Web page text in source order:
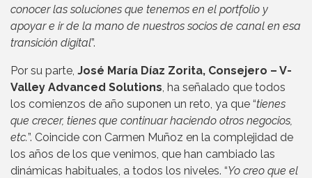
conocer las soluciones que tenemos en el portfolio y
apoyar e ir de la mano de nuestros socios de canal en esa
transición digital”.
Por su parte, José María Díaz Zorita, Consejero – V-
Valley Advanced Solutions , ha señalado que todos
los comienzos de año suponen un reto, ya que “tienes
que crecer, tienes que continuar haciendo otros negocios,
etc.”. Coincide con Carmen Muñoz en la complejidad de
los años de los que venimos, que han cambiado las
dinámicas habituales, a todos los niveles. “Yo creo que el